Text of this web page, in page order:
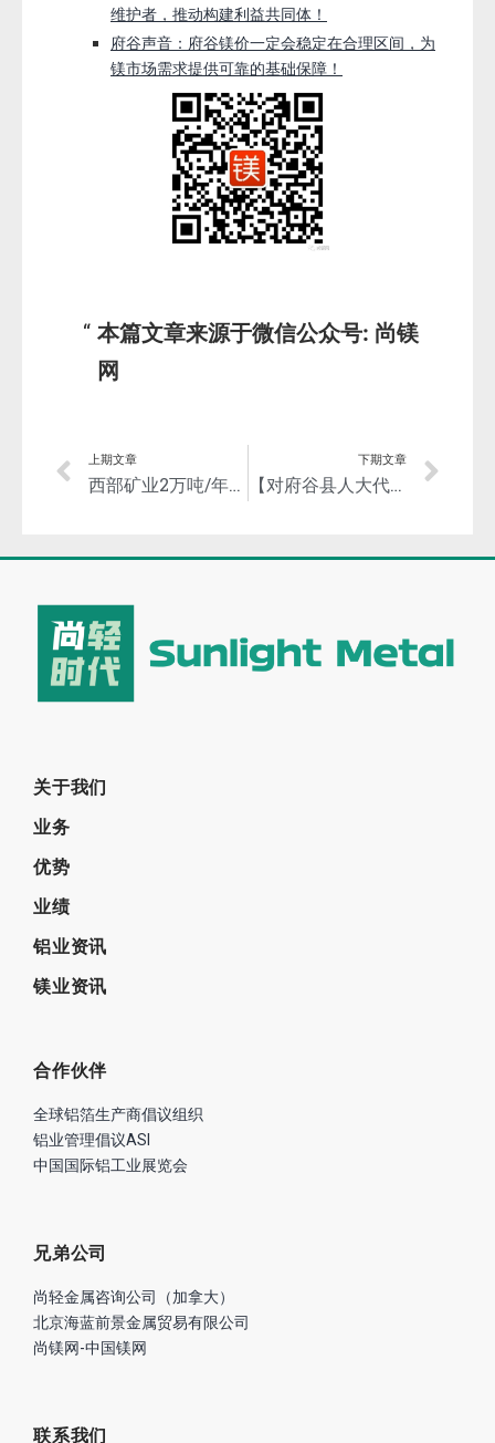
维护者，推动构建利益共同体！
府谷声音：府谷镁价一定会稳定在合理区间，为
镁市场需求提供可靠的基础保障！
本篇文章来源于微信公众号: 尚镁
网
上期文章
西部矿业2万吨/年镁基环境修复材料项目正式投料试生产
下期文章
【对府谷县人大代表提案的回复】关于促进金属镁新材料产业发展的建议
关于我们
业务
优势
业绩
铝业资讯
镁业资讯
合作伙伴
全球铝箔生产商倡议组织
铝业管理倡议ASI
中国国际铝工业展览会
兄弟公司
尚轻金属咨询公司（加拿大）
北京海蓝前景金属贸易有限公司
尚镁网-中国镁网
联系我们